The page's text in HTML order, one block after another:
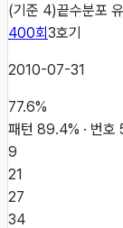
(기준 4)끝수분포
400회3호기
2010-07-31
77.6%
패턴 89.4% · 번호
9
21
27
34